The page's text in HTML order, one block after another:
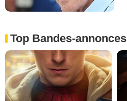
Top Bandes-annonces